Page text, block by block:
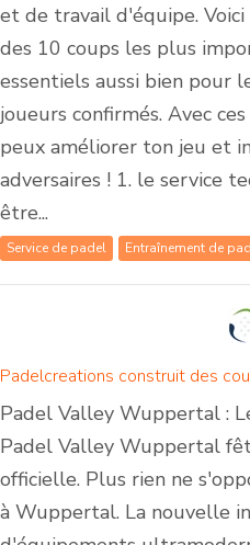
et de travail d'équipe.
des 10 coups les plus
essentiels aussi bien pour
joueurs confirmés. Avec
peux améliorer ton jeu et
adversaires ! 1. le service
être...
Service de padel Entraînement de
Padel Valley Wuppertal :
Padel Valley Wuppertal
officielle. Plus rien ne
à Wuppertal. La nouvelle